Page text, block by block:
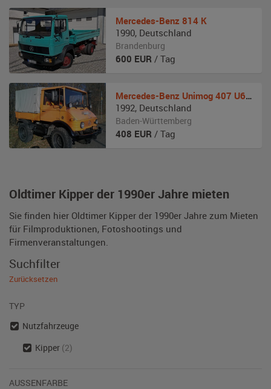
Oldtimer Kipper der 1990er Jahre mieten
Sie finden hier Oldtimer Kipper der 1990er Jahre zum Mieten
für Filmproduktionen, Fotoshootings und
Firmenveranstaltungen.
Mercedes-Benz 814 K
1990, Deutschland
Brandenburg
600 EUR / Tag
Mercedes-Benz Unimog 407 U600
1992, Deutschland
Baden-Württemberg
408 EUR / Tag
Suchfilter
Zurücksetzen
TYP
Nutzfahrzeuge
Kipper (2)
AUSSENFARBE